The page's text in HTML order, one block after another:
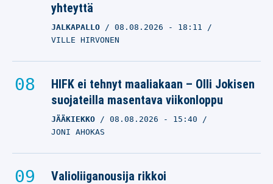
yhteyttä
JALKAPALLO 08.08.2026 - 18:11
VILLE HIRVONEN
HIFK ei tehnyt maaliakaan – Olli Jokisen
suojateilla masentava viikonloppu
JÄÄKIEKKO 08.08.2026 - 15:40
JONI AHOKAS
Valioliiganousija rikkoi